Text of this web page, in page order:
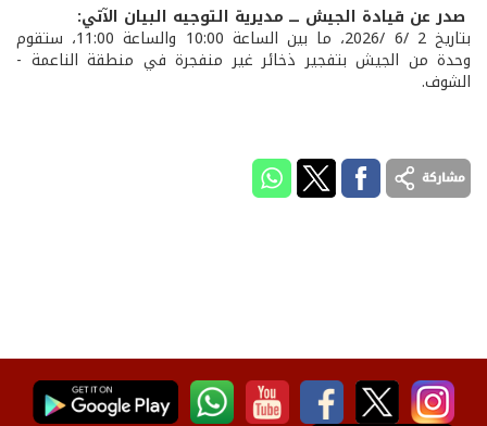
صدر عن قيادة الجيش ـــ مديرية التوجيه البيان الآتي:
بتاريخ 2 /6 /2026، ما بين الساعة 10:00 والساعة 11:00، ستقوم
وحدة من الجيش بتفجير ذخائر غير منفجرة في منطقة الناعمة -
الشوف.